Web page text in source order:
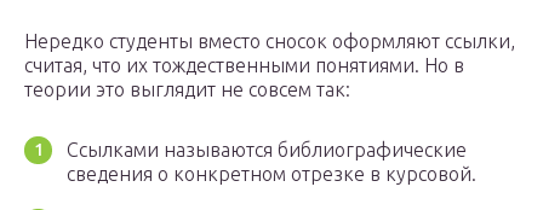
Нередко студенты вместо сносок оформляют ссылки,
считая, что их тождественными понятиями. Но в
теории это выглядит не совсем так:
Ссылками называются библиографические
сведения о конкретном отрезке в курсовой.